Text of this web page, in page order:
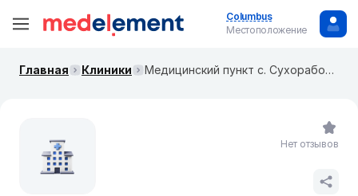
Columbus
Местоположение
Главная Клиники Медицинский пункт с. Сухорабовка
Нет отзывов